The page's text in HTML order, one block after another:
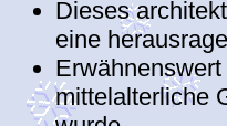
Dieses
eine
mittelalterliche